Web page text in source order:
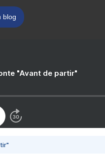
blog
"Avant de partir"